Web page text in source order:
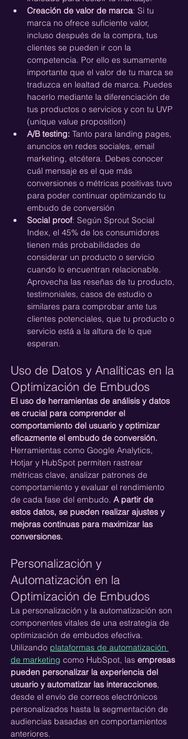
Creación de valor de marca: Si tu
marca no ofrece suficiente valor,
incluso después de la compra, tus
clientes se pueden ir con la
competencia. Por ello es sumamente
importante que el valor de tu marca se
traduzca en lealtad de marca. Puedes
hacerlo mediante la diferenciación de
tus productos o servicios y con tu UVP
(unique value proposition)
A/B testing: Tanto para landing pages,
anuncios en redes sociales, email
marketing, etcétera. Debes conocer
cuál mensaje es el que más
conversiones o métricas positivas tuvo
para poder continuar optimizando tu
embudo de conversión
Social proof: Según Sprout Social
Index, el 45% de los consumidores
tienen más probabilidades de
considerar un producto o servicio
cuando lo encuentran relacionable.
Aprovecha las reseñas de tu producto,
testimoniales, casos de estudio o
similares para comprobar ante tus
clientes potenciales, que tu producto o
servicio está a la altura de lo que
esperan.
Uso de Datos y Analíticas en la
Optimización de Embudos
El uso de herramientas de análisis y datos
es crucial para comprender el
comportamiento del usuario y optimizar
eficazmente el embudo de conversión.
Herramientas como Google Analytics,
Hotjar y HubSpot permiten rastrear
métricas clave, analizar patrones de
comportamiento y evaluar el rendimiento
de cada fase del embudo. A partir de
estos datos, se pueden realizar ajustes y
mejoras continuas para maximizar las
conversiones.
Personalización y
Automatización en la
Optimización de Embudos
La personalización y la automatización son
componentes vitales de una estrategia de
optimización de embudos efectiva.
Utilizando plataformas de automatización
de marketing como HubSpot, las empresas
pueden personalizar la experiencia del
usuario y automatizar las interacciones,
desde el envío de correos electrónicos
personalizados hasta la segmentación de
audiencias basadas en comportamientos
anteriores.